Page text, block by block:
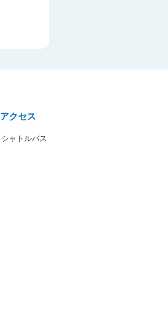
アクセス
シャトルバス